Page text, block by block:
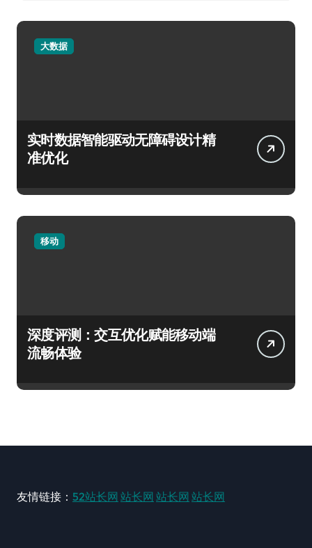
大数据
实时数据智能驱动无障碍设计精
准优化
移动
深度评测：交互优化赋能移动端
流畅体验
友情链接： 52站长网 站长网 站长网 站长网